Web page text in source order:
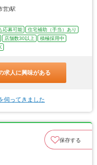
営)駅
応募可能
住宅補助（手当）あり
店舗数30以上
積極採用中
求人に興味がある
伺ってきました
保存する